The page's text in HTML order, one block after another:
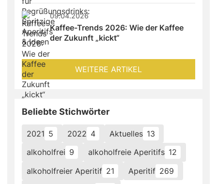
09.04.2026
Kaffee-Trends 2026: Wie der Kaffee
der Zukunft „kickt“
WEITERE ARTIKEL
Beliebte Stichwörter
2021 5 2022 4 Aktuelles 13
alkoholfrei 9 alkoholfreie Aperitifs 12
alkoholfreier Aperitif 21 Aperitif 269